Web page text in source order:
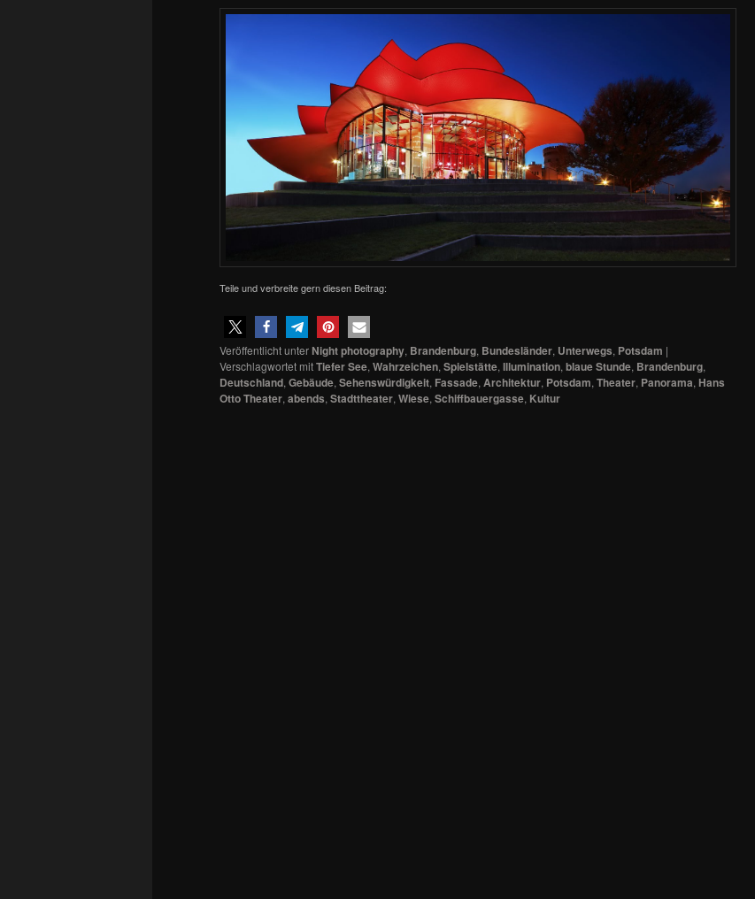
Teile und verbreite gern diesen Beitrag:
Veröffentlicht unter Night photography, Brandenburg, Bundesländer, Unterwegs, Potsdam |
Verschlagwortet mitTiefer See, Wahrzeichen, Spielstätte, Illumination, blaue Stunde, Brandenburg,
Deutschland, Gebäude, Sehenswürdigkeit, Fassade, Architektur, Potsdam, Theater, Panorama, Hans
Otto Theater, abends, Stadttheater, Wiese, Schiffbauergasse, Kultur